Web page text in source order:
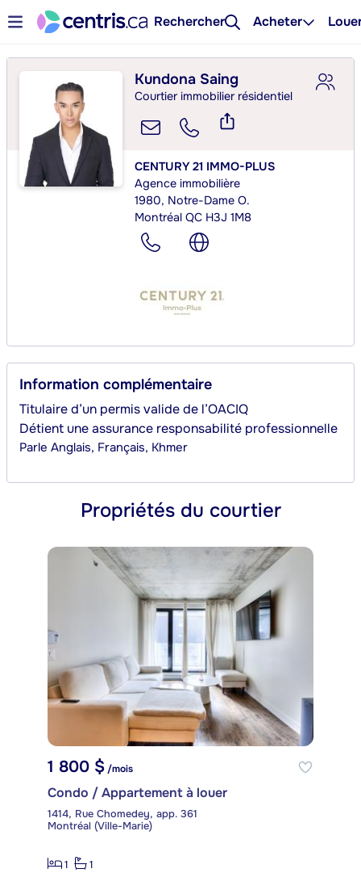
Rechercher Acheter
Kundona Saing
Courtier immobilier résidentiel
CENTURY 21 IMMO-PLUS
Agence immobilière
1980, Notre-Dame O.
Montréal QC H3J 1M8
Information complémentaire
Titulaire d’un permis valide de l’OACIQ
Détient une assurance responsabilité professionnelle
Parle Anglais, Français, Khmer
Propriétés du courtier
1 800 $/mois
Condo / Appartement à louer
1414, Rue Chomedey, app. 361
Montréal (Ville-Marie)
1 1